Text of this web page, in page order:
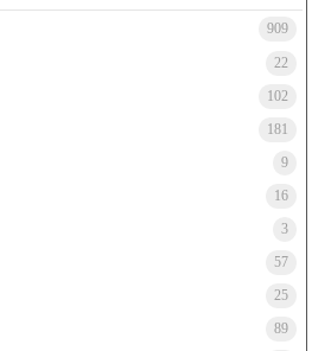
909
22
102
181
9
16
3
57
25
89